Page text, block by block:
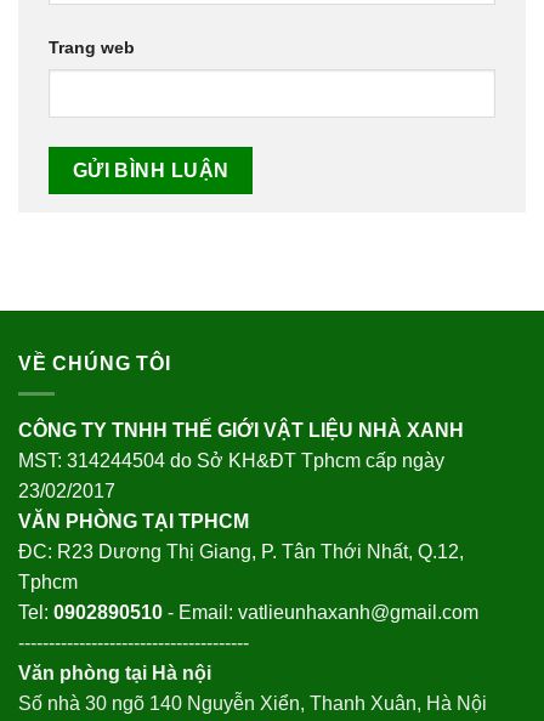
Trang web
VỀ CHÚNG TÔI
CÔNG TY TNHH THẾ GIỚI VẬT LIỆU NHÀ XANH
MST: 314244504 do Sở KH&ĐT Tphcm cấp ngày
23/02/2017
VĂN PHÒNG TẠI TPHCM
ĐC: R23 Dương Thị Giang, P. Tân Thới Nhất, Q.12,
Tphcm
Tel: 0902890510 - Email: vatlieunhaxanh@gmail.com
--------------------------------------
Văn phòng tại Hà nội
Số nhà 30 ngõ 140 Nguyễn Xiển, Thanh Xuân, Hà Nội